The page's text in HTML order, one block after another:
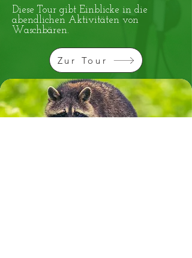
Diese Tour gibt Einblicke in die
abendlichen Aktivitäten von
Waschbären.
Zur Tour